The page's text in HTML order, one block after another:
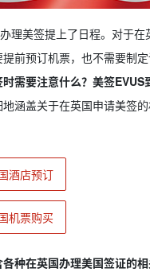
理美签提上了日程。对于
前预订机票，也不需要制
需要注意什么？美签
涵盖关于在英国申请美签
酒店预订
机票购买
种在英国办理美国签证的